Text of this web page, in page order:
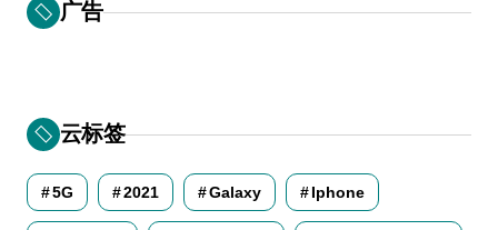
广告
云标签
5G 2021 Galaxy Iphone